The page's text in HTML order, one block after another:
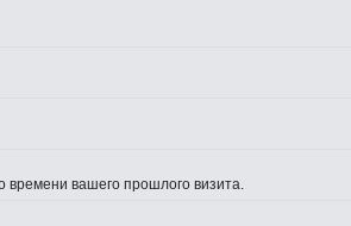
времени вашего прошлого визита.